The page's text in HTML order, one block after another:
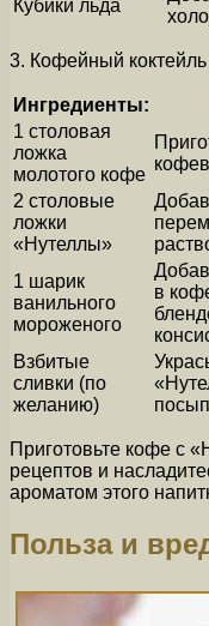
Кубики льда
3. Кофейный
Ингредиенты:
1 столовая
ложка
молотого кофе
2 столовые
ложки
«Нутеллы»
1 шарик
ванильного
мороженого
в
Взбитые
сливки (по
желанию)
Приготовьте кофе с
рецептов и
ароматом этого
Польза и